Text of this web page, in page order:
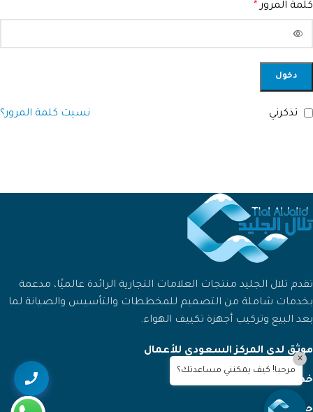
كلمة المرور *
Alternative:
دخول
نسيت كلمة المرور؟ تذكرني
تقدم تلال الجليد منتجات العلامات التجارية الرائدة عالميًا، مدعمة
بخدمات شاملة من التصميم للمخططات والتأسيس والصيانة لما
بعد البيع وتركيب أجهزة تكييف الهواء.
موثق لدى المركز السعودي للأعمال
خدماتنا
حسابي
مرحبا! كيف يمكنني مساعدتك؟
×